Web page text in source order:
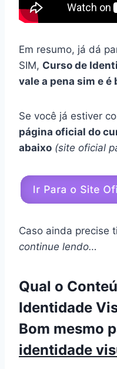
Em resumo, já dá
SIM, Curso de
vale a pena sim e é
Se você já estiver
página oficial do
abaixo (site oficial
Caso ainda precise
continue lendo…
Qual o
Identidade
Bom mesmo
identidade